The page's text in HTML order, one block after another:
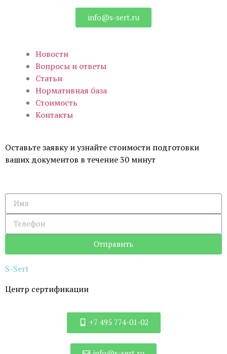
info@s-sert.ru
Новости
Вопросы и ответы
Статьи
Нормативная база
Стоимость
Контакты
Оставьте заявку и узнайте стоимости подготовки
ваших документов в течение 30 минут
Отправить
S-Sert
Центр сертификации
+7 495 774-01-02